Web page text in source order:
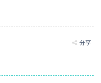
分享